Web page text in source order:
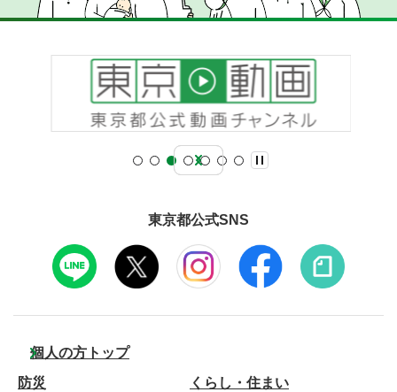
東京都公式SNS
個人の方トップ
防災
くらし・住まい